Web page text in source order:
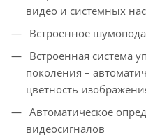
видео и системных
Встроенное
Встроенная система
поколения –
цветность
Автоматическое
видеосигналов